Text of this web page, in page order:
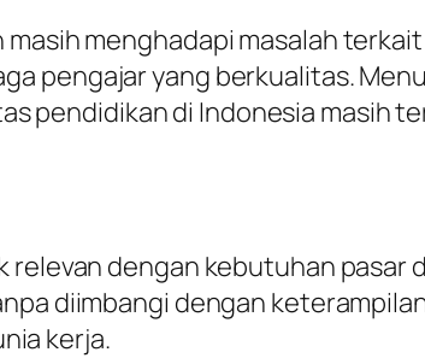
menghadapi masalah
pengajar yang berkualitas.
pendidikan di Indonesia masih
dengan kebutuhan pasar
diimbangi dengan
kerja.